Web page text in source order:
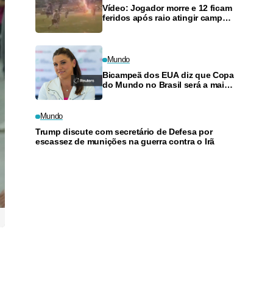
Vídeo: Jogador morre e 12 ficam
feridos após raio atingir campo
Mundo
Bicampeã dos EUA diz que Copa
do Mundo no Brasil será a mais
Mundo
Trump discute com secretário de Defesa por
escassez de munições na guerra contra o Irã